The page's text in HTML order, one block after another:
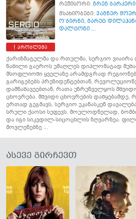
პრობლემა
რეჟისორი: გრეგ ბარკერი
მსახიობები: ვაგნერ
ო’ბირნი, გარეტ
დალტონი ...
ქარიზმატულმა და რთულმა, სერჯიო ვიაირა
ნაწილი გაეროს უმაღლეს დიპლომატად
მსოფლიოში ყველაზე არამდგრად
გარიგებებს პრეზიდენტებთან,
დამნაშავეებთან, რათა უზრუნველყოს
ცხოვრება. მშვიდი ცხოვრების
ერთად გეგმავს, სერჯიო უკანასკენ
სრული ქაოსი სუფევს. მოულოდნელად,
და იგი სიკვდილ-სიცოცხლის ზღვარზეა.
მოვლენებზე ...
ასევე გირჩევთ